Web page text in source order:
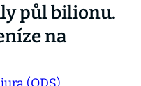
půl bilionu.
na